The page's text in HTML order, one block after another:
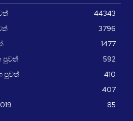
44343
3796
1477
පුවත්
592
පුවත්
410
407
85